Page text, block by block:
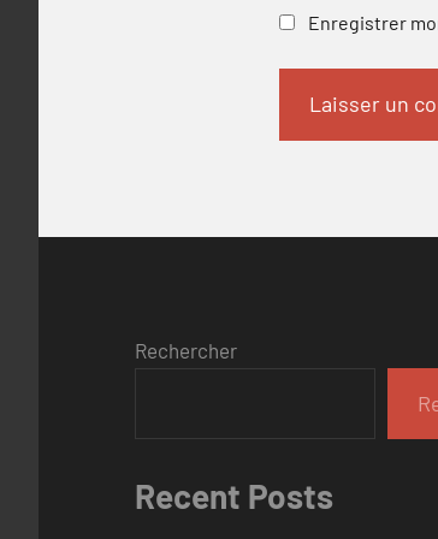
Enregistrer
Rechercher
Recent Posts